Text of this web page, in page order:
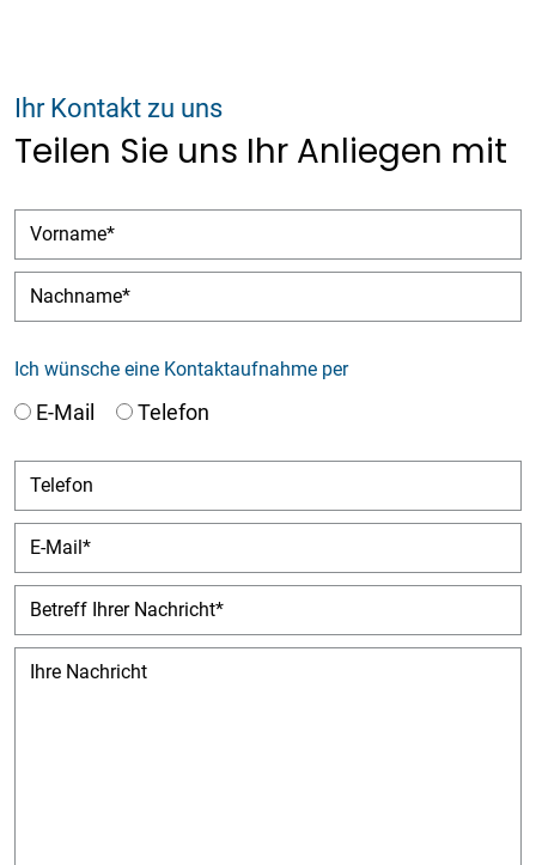
Ihr Kontakt zu uns
Teilen Sie uns Ihr Anliegen mit
Vorname
Nachname
Ich wünsche eine Kontaktaufnahme per
E-Mail Telefon
Telefon
E-Mail
Betreff Ihrer Nachricht
Ihre Nachricht